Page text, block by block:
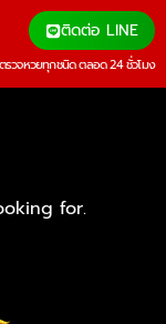
ติดต่อ LINE
รวจหวยทุกชนิด ตลอด 24 ชั่วโมง
for.